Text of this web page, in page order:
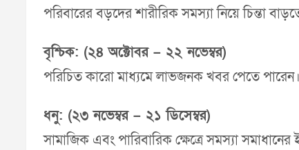
পরিবারের বড়দের শারীরিক সমস্যা নিয়ে চিন্তা
বৃশ্চিক: (২৪ অক্টোবর – ২২ নভেম্বর)
পরিচিত কারো মাধ্যমে লাভজনক খবর পেতে
ধনু: (২৩ নভেম্বর – ২১ ডিসেম্বর)
সামাজিক এবং পারিবারিক ক্ষেত্রে সমস্যা